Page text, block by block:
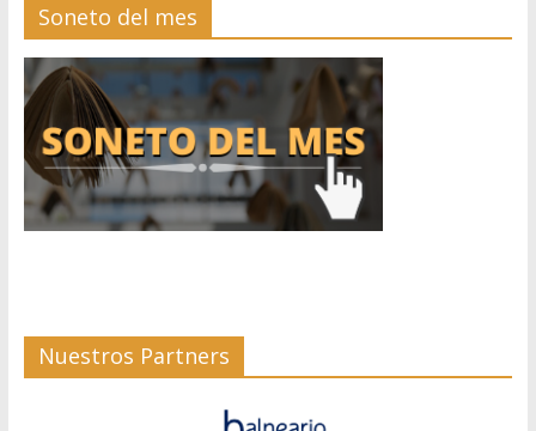
Soneto del mes
Nuestros Partners